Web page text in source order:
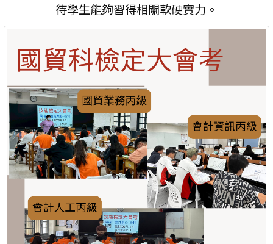
待學生能夠習得相關軟硬實力。